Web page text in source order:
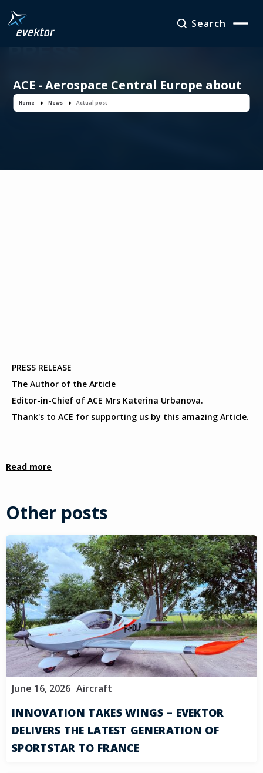
Search
ACE - Aerospace Central Europe about
EVEKTOR at AERO Friedrichshafen 2023
Home News Actual post
PRESS RELEASE
The Author of the Article
Editor-in-Chief of ACE Mrs Katerina Urbanova.
Thank's to ACE for supporting us by this amazing Article.
Read more
Other posts
June 16, 2026 Aircraft
INNOVATION TAKES WINGS – EVEKTOR
DELIVERS THE LATEST GENERATION OF
SPORTSTAR TO FRANCE